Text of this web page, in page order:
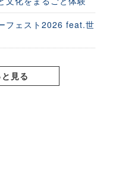
フェスト2026 feat.世
見る